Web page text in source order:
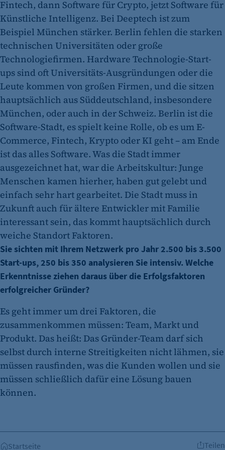
Fintech, dann Software für Crypto, jetzt Software für
Künstliche Intelligenz. Bei Deeptech ist zum
Beispiel München stärker. Berlin fehlen die starken
technischen Universitäten oder große
Technologiefirmen. Hardware Technologie-Start-
ups sind oft Universitäts-Ausgründungen oder die
Leute kommen von großen Firmen, und die sitzen
hauptsächlich aus Süddeutschland, insbesondere
München, oder auch in der Schweiz. Berlin ist die
Software-Stadt, es spielt keine Rolle, ob es um E-
Commerce, Fintech, Krypto oder KI geht – am Ende
ist das alles Software. Was die Stadt immer
ausgezeichnet hat, war die Arbeitskultur: Junge
Menschen kamen hierher, haben gut gelebt und
einfach sehr hart gearbeitet. Die Stadt muss in
Zukunft auch für ältere Entwickler mit Familie
interessant sein, das kommt hauptsächlich durch
weiche Standort Faktoren.
Sie sichten mit Ihrem Netzwerk pro Jahr 2.500 bis 3.500
Start-ups, 250 bis 350 analysieren Sie intensiv. Welche
Erkenntnisse ziehen daraus über die Erfolgsfaktoren
erfolgreicher Gründer?
Es geht immer um drei Faktoren, die
zusammenkommen müssen: Team, Markt und
Produkt. Das heißt: Das Gründer-Team darf sich
selbst durch interne Streitigkeiten nicht lähmen, sie
müssen rausfinden, was die Kunden wollen und sie
müssen schließlich dafür eine Lösung bauen
können.
Startseite Teilen